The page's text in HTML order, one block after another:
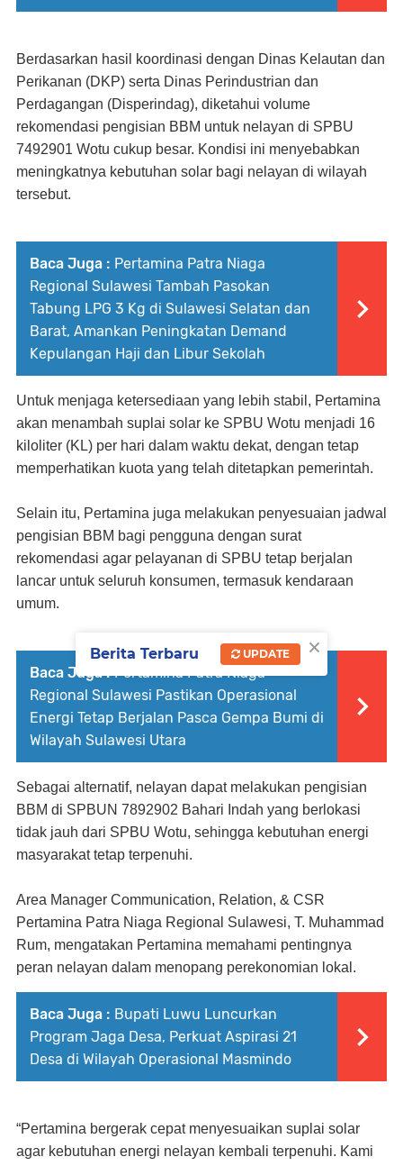
Berdasarkan hasil koordinasi dengan Dinas Kelautan dan
Perikanan (DKP) serta Dinas Perindustrian dan
Perdagangan (Disperindag), diketahui volume
rekomendasi pengisian BBM untuk nelayan di SPBU
7492901 Wotu cukup besar. Kondisi ini menyebabkan
meningkatnya kebutuhan solar bagi nelayan di wilayah
tersebut.
Baca Juga : Pertamina Patra Niaga
Regional Sulawesi Tambah Pasokan
Tabung LPG 3 Kg di Sulawesi Selatan dan
Barat, Amankan Peningkatan Demand
Kepulangan Haji dan Libur Sekolah
Untuk menjaga ketersediaan yang lebih stabil, Pertamina
akan menambah suplai solar ke SPBU Wotu menjadi 16
kiloliter (KL) per hari dalam waktu dekat, dengan tetap
memperhatikan kuota yang telah ditetapkan pemerintah.
Selain itu, Pertamina juga melakukan penyesuaian jadwal
pengisian BBM bagi pengguna dengan surat
rekomendasi agar pelayanan di SPBU tetap berjalan
lancar untuk seluruh konsumen, termasuk kendaraan
umum.
Baca Juga : Pertamina Patra Niaga
Regional Sulawesi Pastikan Operasional
Energi Tetap Berjalan Pasca Gempa Bumi di
Wilayah Sulawesi Utara
Sebagai alternatif, nelayan dapat melakukan pengisian
BBM di SPBUN 7892902 Bahari Indah yang berlokasi
tidak jauh dari SPBU Wotu, sehingga kebutuhan energi
masyarakat tetap terpenuhi.
Area Manager Communication, Relation, & CSR
Pertamina Patra Niaga Regional Sulawesi, T. Muhammad
Rum, mengatakan Pertamina memahami pentingnya
peran nelayan dalam menopang perekonomian lokal.
Baca Juga : Bupati Luwu Luncurkan
Program Jaga Desa, Perkuat Aspirasi 21
Desa di Wilayah Operasional Masmindo
“Pertamina bergerak cepat menyesuaikan suplai solar
agar kebutuhan energi nelayan kembali terpenuhi. Kami
×
Berita Terbaru UPDATE